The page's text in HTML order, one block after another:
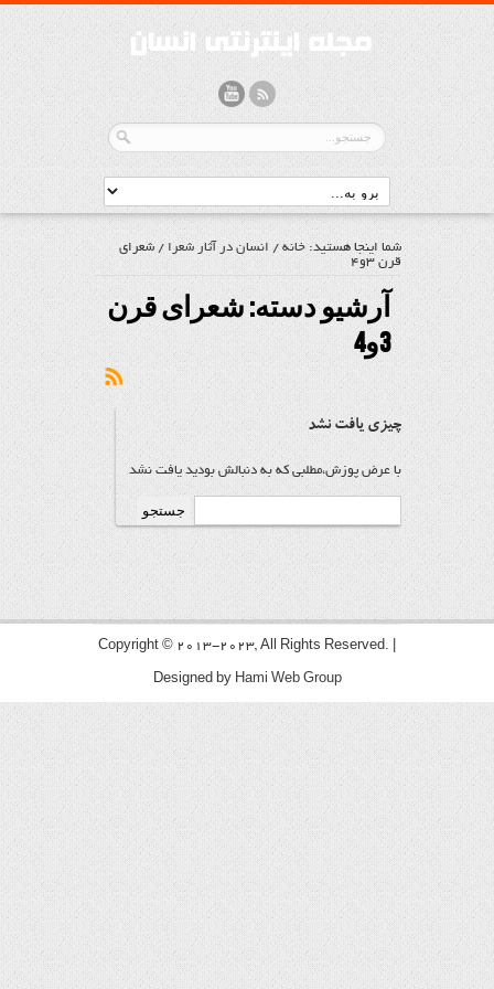
شما اینجا هستید:خانه/ انسان در آثار شعرا /شعرای
قرن 3و4
آرشیو دسته:شعرای قرن
3و4
چیزی یافت نشد
با عرض پوزش،مطلبی که به دنبالش بودید یافت نشد
برای:
Copyright © 2013-2023, All Rights Reserved. |
Designed by Hami Web Group